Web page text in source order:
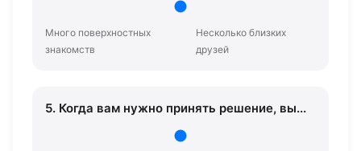
Много поверхностных
знакомств
Несколько близких
друзей
5. Когда вам нужно принять решение, вы...